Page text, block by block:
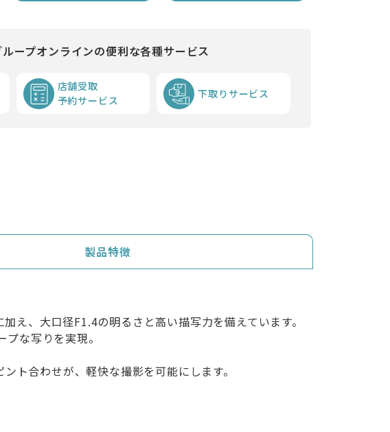
ープオンラインの便利な各種サービス
店舗受取
予約サービス
下取りサービス
製品特徴
、大口径F1.4の明るさと高い描写力を備えています。
な写りを実現。
ト合わせが、軽快な撮影を可能にします。